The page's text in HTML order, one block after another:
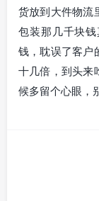
货放到大件物流
包装那几千块
钱，耽误了客户
十几倍，到头来
候多留个心眼，